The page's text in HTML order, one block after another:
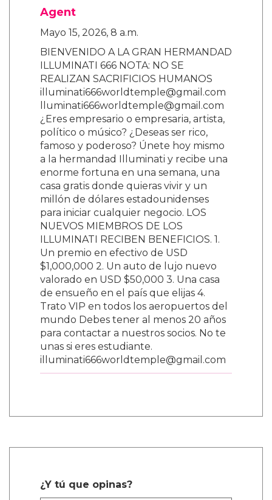
Agent
Mayo 15, 2026, 8 a.m.
BIENVENIDO A LA GRAN HERMANDAD
ILLUMINATI 666 NOTA: NO SE
REALIZAN SACRIFICIOS HUMANOS
illuminati666worldtemple@gmail.com
lluminati666worldtemple@gmail.com
¿Eres empresario o empresaria, artista,
político o músico? ¿Deseas ser rico,
famoso y poderoso? Únete hoy mismo
a la hermandad Illuminati y recibe una
enorme fortuna en una semana, una
casa gratis donde quieras vivir y un
millón de dólares estadounidenses
para iniciar cualquier negocio. LOS
NUEVOS MIEMBROS DE LOS
ILLUMINATI RECIBEN BENEFICIOS. 1.
Un premio en efectivo de USD
$1,000,000 2. Un auto de lujo nuevo
valorado en USD $50,000 3. Una casa
de ensueño en el país que elijas 4.
Trato VIP en todos los aeropuertos del
mundo Debes tener al menos 20 años
para contactar a nuestros socios. No te
unas si eres estudiante.
illuminati666worldtemple@gmail.com
¿Y tú que opinas?